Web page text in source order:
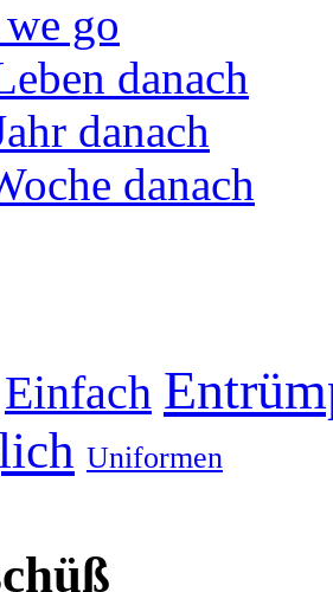
go
danach
danach
danach
Einfach
Uniformen